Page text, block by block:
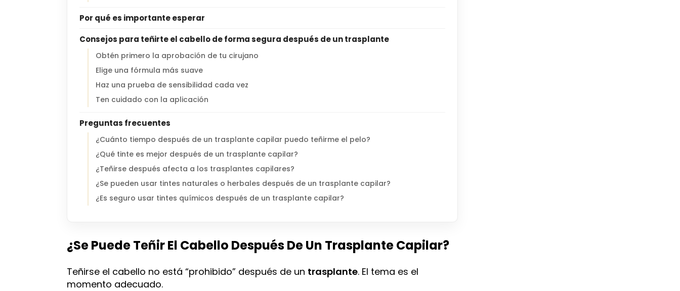
Por qué es importante esperar
Consejos para teñirte el cabello de forma segura después de un trasplante
Obtén primero la aprobación de tu cirujano
Elige una fórmula más suave
Haz una prueba de sensibilidad cada vez
Ten cuidado con la aplicación
Preguntas frecuentes
¿Cuánto tiempo después de un trasplante capilar puedo teñirme el pelo?
¿Qué tinte es mejor después de un trasplante capilar?
¿Teñirse después afecta a los trasplantes capilares?
¿Se pueden usar tintes naturales o herbales después de un trasplante capilar?
¿Es seguro usar tintes químicos después de un trasplante capilar?
¿Se Puede Teñir El Cabello Después De Un Trasplante Capilar?
Teñirse el cabello no está “prohibido” después de un trasplante. El tema es el
momento adecuado.